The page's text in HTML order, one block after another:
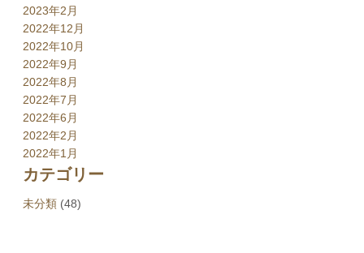
2023年2月
2022年12月
2022年10月
2022年9月
2022年8月
2022年7月
2022年6月
2022年2月
2022年1月
カテゴリー
未分類 (48)